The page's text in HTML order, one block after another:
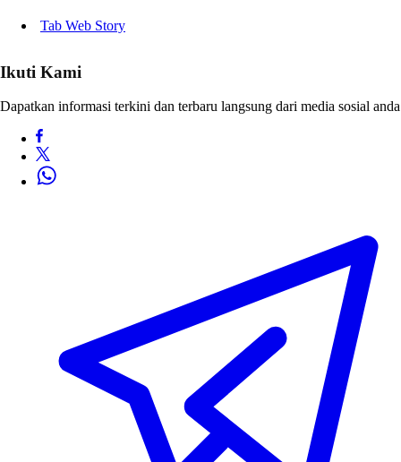
Tab Web Story
Ikuti Kami
Dapatkan informasi terkini dan terbaru langsung dari media sosial anda